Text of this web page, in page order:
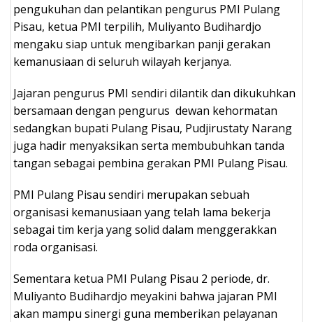
pengukuhan dan pelantikan pengurus PMI Pulang
Pisau, ketua PMI terpilih, Muliyanto Budihardjo
mengaku siap untuk mengibarkan panji gerakan
kemanusiaan di seluruh wilayah kerjanya.
Jajaran pengurus PMI sendiri dilantik dan dikukuhkan
bersamaan dengan pengurus dewan kehormatan
sedangkan bupati Pulang Pisau, Pudjirustaty Narang
juga hadir menyaksikan serta membubuhkan tanda
tangan sebagai pembina gerakan PMI Pulang Pisau.
PMI Pulang Pisau sendiri merupakan sebuah
organisasi kemanusiaan yang telah lama bekerja
sebagai tim kerja yang solid dalam menggerakkan
roda organisasi.
Sementara ketua PMI Pulang Pisau 2 periode, dr.
Muliyanto Budihardjo meyakini bahwa jajaran PMI
akan mampu sinergi guna memberikan pelayanan